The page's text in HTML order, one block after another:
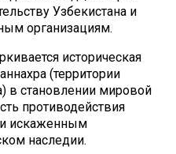
Узбекистана и
организациям.
историческая
(территории
в становлении мировой
противодействия
искаженным
наследии.